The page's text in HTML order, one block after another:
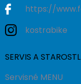
https://
kostrabike
SERVIS A
Servisné MENU